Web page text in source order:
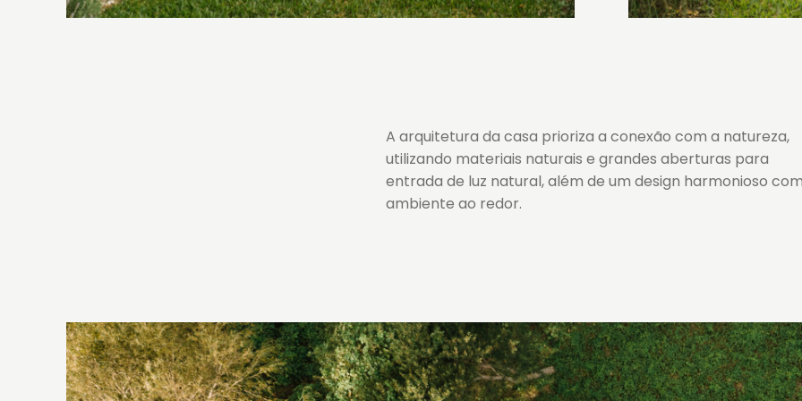
A arquitetura da casa prioriza a conexão com a natureza,
utilizando materiais naturais e grandes aberturas para
entrada de luz natural, além de um design harmonioso
ambiente ao redor.